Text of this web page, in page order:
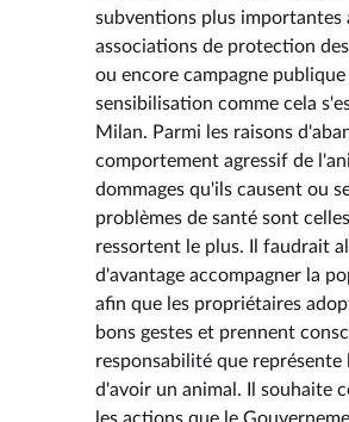
subventions plus importantes
associations de protection
ou encore campagne publique
sensibilisation comme cela
Milan. Parmi les raisons
comportement agressif de
dommages qu'ils causent ou
problèmes de santé sont
ressortent le plus. Il faudrait
d'avantage accompagner la
afin que les propriétaires
bons gestes et prennent
responsabilité que représente
d'avoir un animal. Il souhaite
les actions que le